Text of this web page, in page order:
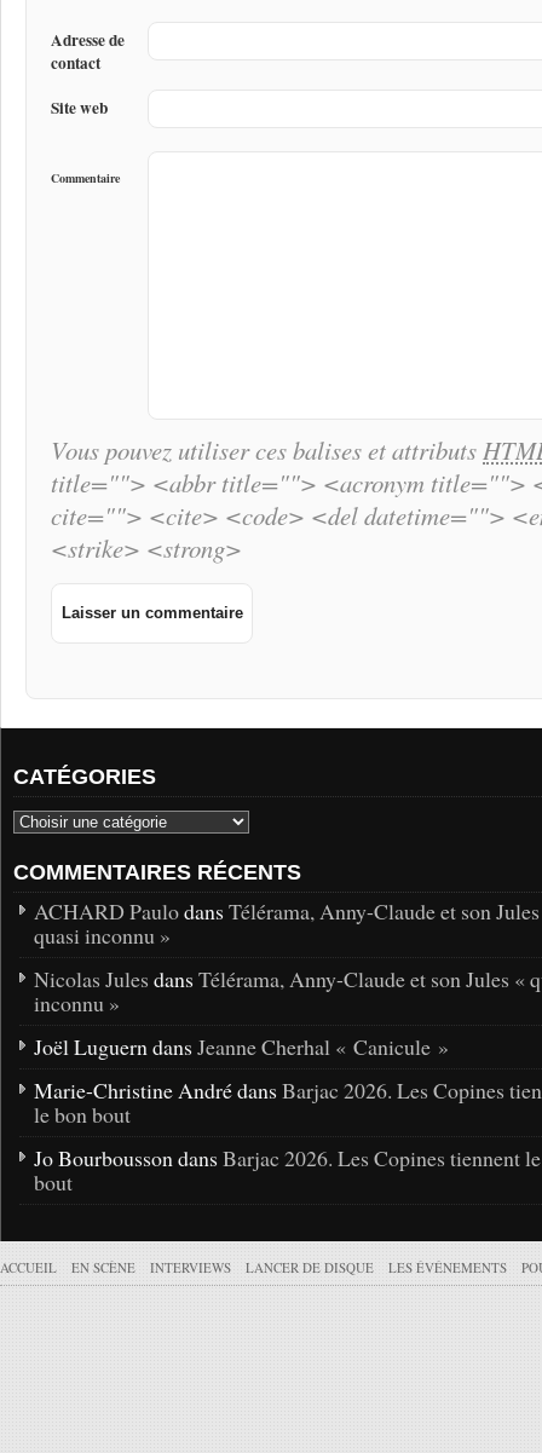
Adresse de
contact
Site web
Commentaire
Vous pouvez utiliser ces balises et attributs
title=""> <abbr title=""> <acronym title="">
cite=""> <cite> <code> <del datetime="">
<strike> <strong>
CATÉGORIES
COMMENTAIRES RÉCENTS
ACHARD Paulodans Télérama, Anny-Claude et son
quasi inconnu »
Nicolas Jules dans Télérama, Anny-Claude et son Jules «
inconnu »
Joël Luguern dans Jeanne Cherhal « Canicule »
Marie-Christine André dans Barjac 2026. Les Copines
le bon bout
Jo Bourbousson dans Barjac 2026. Les Copines tiennent
bout
ACCUEIL EN SCÈNE INTERVIEWS LANCER DE DISQUE LES ÉVÉNEMENTS